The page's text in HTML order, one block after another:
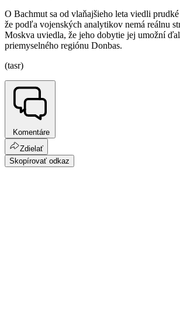
O Bachmut sa od vlaňajšieho leta viedli
že podľa vojenských analytikov nemá reálnu
Moskva uviedla, že jeho dobytie jej umožní
priemyselného regiónu Donbas.
(tasr)
Komentáre
Zdielať
Skopírovať odkaz